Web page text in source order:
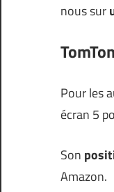
nous sur
Pour les
écran 5
Son
Amazon.